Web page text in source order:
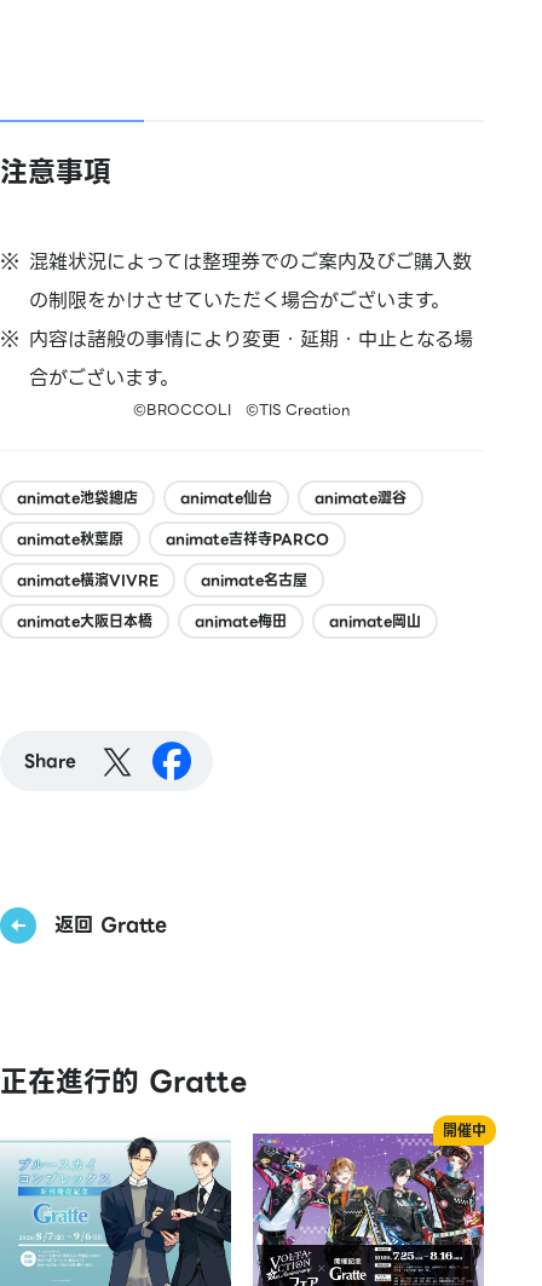
注意事項
混雑状況によっては整理券でのご案内及びご購入数
の制限をかけさせていただく場合がございます。
内容は諸般の事情により変更・延期・中止となる場
合がございます。
©BROCCOLI ©TIS Creation
animate池袋總店 animate仙台
animate澀谷
animate秋葉原
animate吉祥寺PARCO
animate橫濱VIVRE
animate名古屋
animate大阪日本橋
animate梅田 animate岡山
Share
返回 Gratte
正在進行的 Gratte